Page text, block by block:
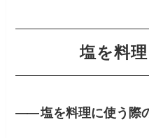
塩を料
―― 塩を料理に使う際